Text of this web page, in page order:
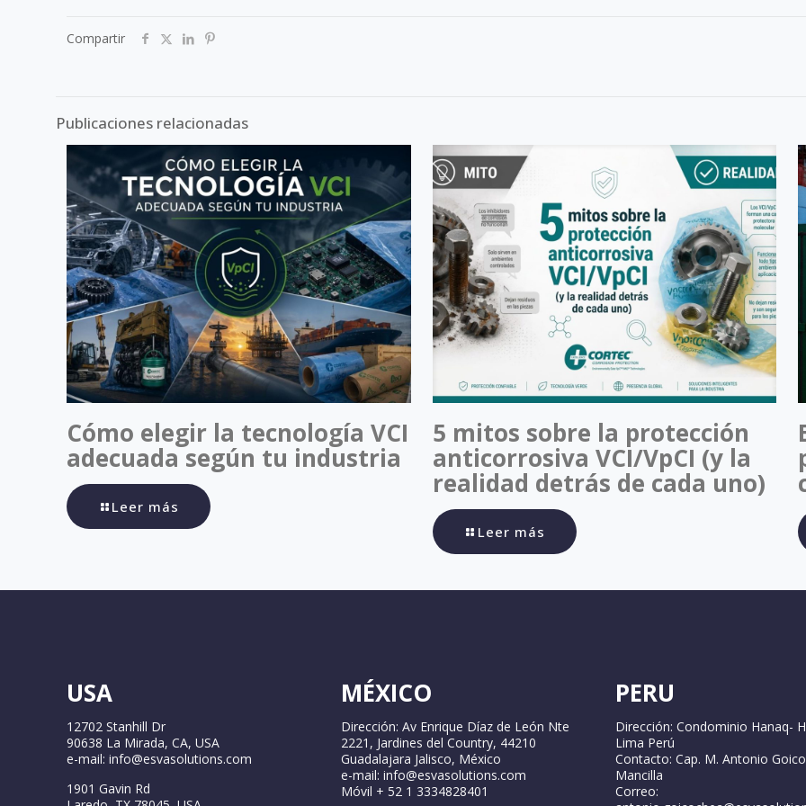
Compartir
Publicaciones relacionadas
Cómo elegir la tecnología VCI
adecuada según tu industria
Leer más
5 mitos sobre la protección
anticorrosiva VCI/VpCI (y la
realidad detrás de cada uno)
Leer más
USA
12702 Stanhill Dr
90638 La Mirada, CA, USA
e-mail: info@esvasolutions.com
1901 Gavin Rd
MÉXICO
Dirección: Av Enrique Díaz de León Nte
2221, Jardines del Country, 44210
Guadalajara Jalisco, México
e-mail: info@esvasolutions.com
Móvil + 52 1 3334828401
PERU
Dirección: Condominio Hanaq-
Lima Perú
Contacto: Cap. M. Antonio
Mancilla
Correo: